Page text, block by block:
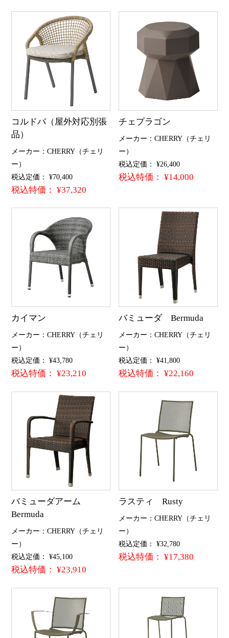
コルドバ（屋外対応別張
品）
メーカー：CHERRY（チェリ
ー）
税込定価： ¥70,400
税込特価： ¥37,320
チェプラゴン
メーカー：CHERRY（チェリ
ー）
税込定価： ¥26,400
税込特価： ¥14,000
カイマン
メーカー：CHERRY（チェリ
ー）
税込定価： ¥43,780
税込特価： ¥23,210
バミューダ Bermuda
メーカー：CHERRY（チェリ
ー）
税込定価： ¥41,800
税込特価： ¥22,160
バミューダアーム
Bermuda
メーカー：CHERRY（チェリ
ー）
税込定価： ¥45,100
税込特価： ¥23,910
ラスティ Rusty
メーカー：CHERRY（チェリ
ー）
税込定価： ¥32,780
税込特価： ¥17,380